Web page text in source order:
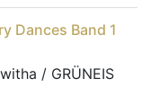
Dances Band 1
/ GRÜNEIS